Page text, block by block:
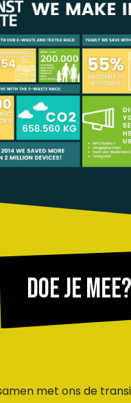
Doe je
met ons de